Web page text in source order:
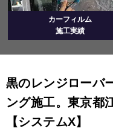
カーフィルム
施工実績
黒のレンジローバ
ング施工。東京都
【システムX】